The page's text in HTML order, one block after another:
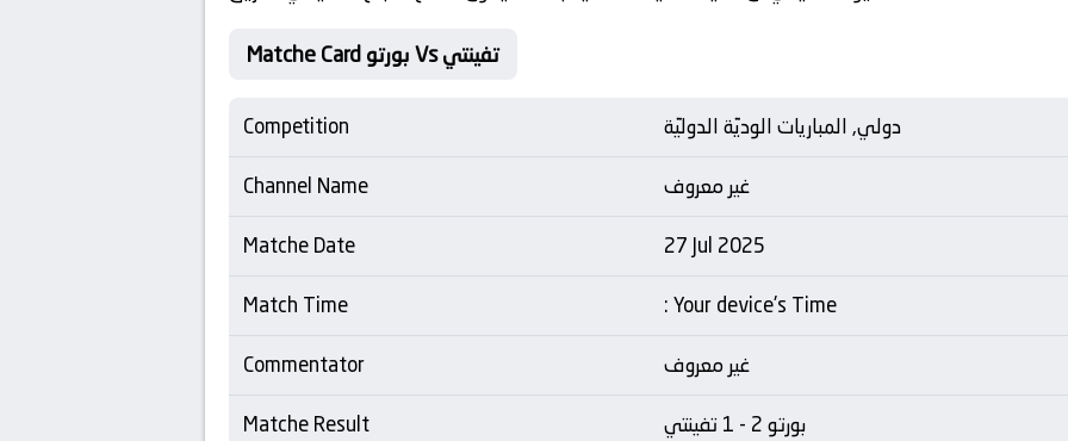
Matche Card بورتو Vs تفينتي
Competition
دولي, المباريات الوديّة الدوليّة
Channel Name
غير معروف
Matche Date
27 Jul 2025
Match Time
: Your device's Time
Commentator
غير معروف
Matche Result
بورتو 2 - 1 تفينتي